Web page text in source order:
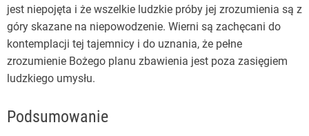
jest niepojęta i że wszelkie ludzkie próby jej zrozumienia są z
góry skazane na niepowodzenie. Wierni są zachęcani do
kontemplacji tej tajemnicy i do uznania, że pełne
zrozumienie Bożego planu zbawienia jest poza zasięgiem
ludzkiego umysłu.
Podsumowanie